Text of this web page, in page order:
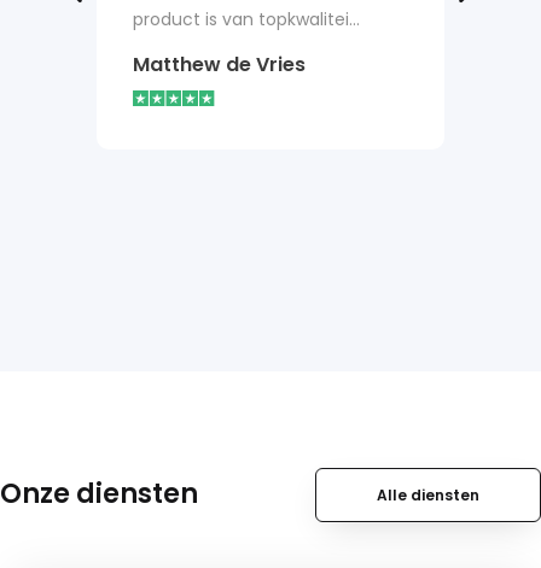
product is van topkwalitei…
Matthew de Vries
Onze diensten Alle diensten